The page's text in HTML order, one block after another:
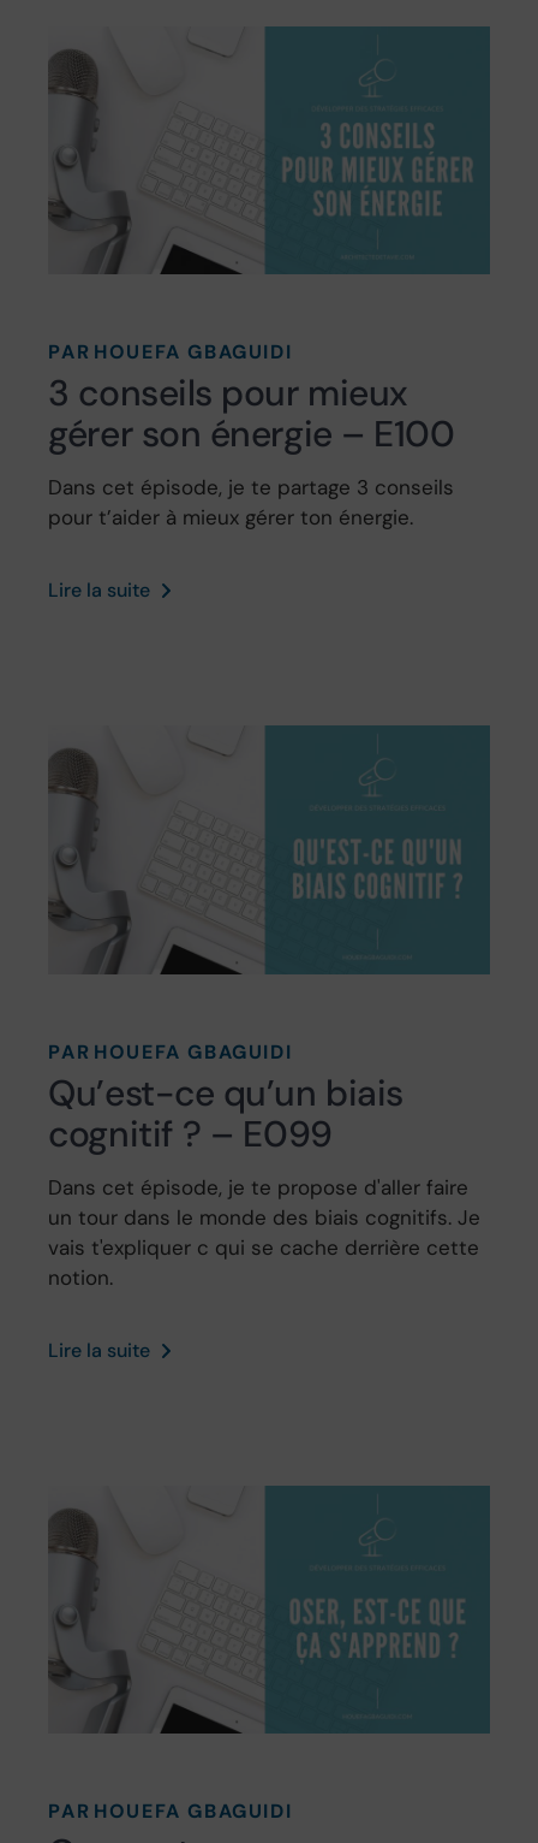
PAR HOUEFA GBAGUIDI
3 conseils pour mieux
gérer son énergie – E100
Dans cet épisode, je te partage 3 conseils
pour t’aider à mieux gérer ton énergie.
Lire la suite
PAR HOUEFA GBAGUIDI
Qu’est-ce qu’un biais
cognitif ? – E099
Dans cet épisode, je te propose d'aller faire
un tour dans le monde des biais cognitifs. Je
vais t'expliquer c qui se cache derrière cette
notion.
Lire la suite
PAR HOUEFA GBAGUIDI